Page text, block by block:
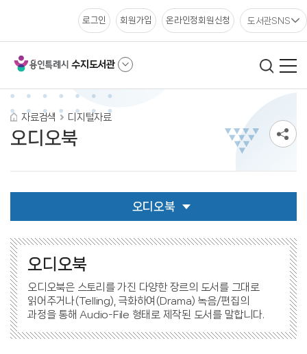
수지도서관
로그인 회원가입 온라인정회원신청 도서관SNS
자료검색 디지털자료
오디오북
오디오북
오디오북
오디오북은 스토리를 가진 다양한 장르의 도서를 그대로
읽어주거나(Telling), 극화하여(Drama) 녹음/편집의
과정을 통해 Audio-File 형태로 제작된 도서를 말합니다.